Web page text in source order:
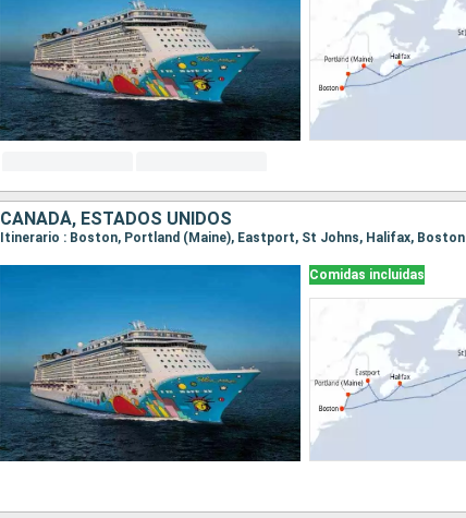
CANADÁ, ESTADOS UNIDOS
Itinerario : Boston, Portland (Maine), Eastport, St Johns, Halifax, Boston
Comidas incluidas